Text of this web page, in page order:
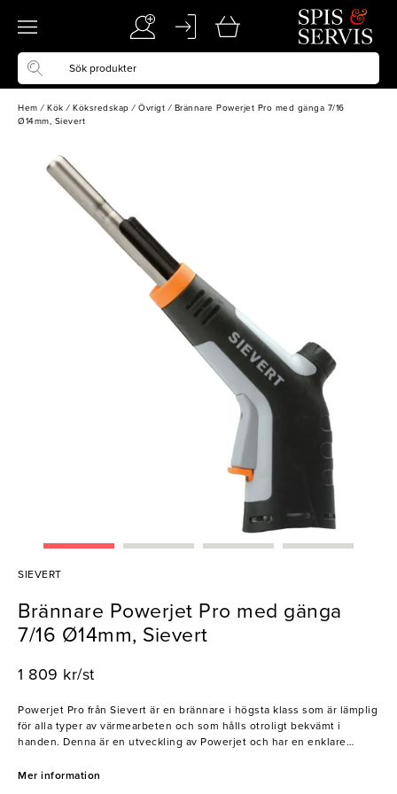
Hem / Kök / Köksredskap / Övrigt / Brännare Powerjet Pro med gänga 7/16
Ø14mm, Sievert
SIEVERT
Brännare Powerjet Pro med gänga
7/16 Ø14mm, Sievert
1 809 kr/st
Powerjet Pro från Sievert är en brännare i högsta klass som är lämplig
för alla typer av värmearbeten och som hålls otroligt bekvämt i
handen. Denna är en utveckling av Powerjet och har en enklare
vill ha händerna fria kan lågan låsas och brännan kan användas i alla
Mer information